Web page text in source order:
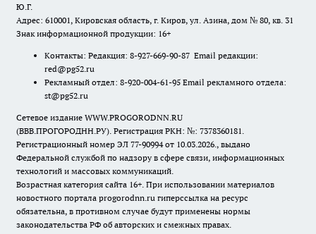
Ю.Г.
Адрес: 610001, Кировская область, г. Киров, ул. Азина, дом № 80, кв. 31
Знак информационной продукции: 16+
Контакты: Редакция: 8-927-669-90-87 Email редакции:
red@pg52.ru
Рекламный отдел: 8-920-004-61-95 Email рекламного отдела:
st@pg52.ru
Сетевое издание WWW.PROGORODNN.RU
(ВВВ.ПРОГОРОДНН.РУ). Регистрация РКН: №: 7378360181.
Регистрационный номер ЭЛ 77-90994 от 10.03.2026., выдано
Федеральной службой по надзору в сфере связи, информационных
технологий и массовых коммуникаций.
Возрастная категория сайта 16+. При использовании материалов
новостного портала progorodnn.ru гиперссылка на ресурс
обязательна, в противном случае будут применены нормы
законодательства РФ об авторских и смежных правах.